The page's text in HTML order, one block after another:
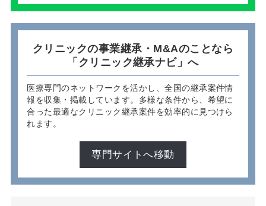
クリニックの事業継承・M&Aのことなら
「クリニック継承ナビ」へ
医療専門のネットワークを活かし、全国の継承案件情
報を収集・掲載しています。多様な条件から、希望に
合った最適なクリニック継承案件を効率的に見つけら
れます。
専門サイトへ移動